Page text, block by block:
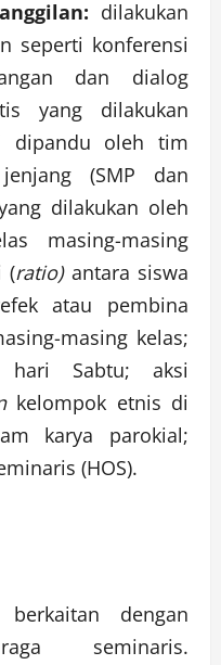
dilakukan
seperti konferensi
dan dialog
yang dilakukan
dipandu oleh tim
(SMP dan
dilakukan oleh
masing-masing
(ratio)antara siswa
atau pembina
masing kelas;
hari Sabtu; aksi
kelompok etnis di
karya parokial;
(HOS).
dengan
seminaris.